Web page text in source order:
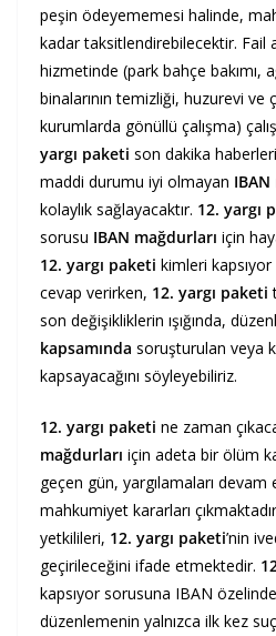
peşin ödeyememesi halinde,
kadar taksitlendirebilecektir. Fail
hizmetinde (park bahçe bakımı,
binalarının temizliği, huzurevi ve
kurumlarda gönüllü çalışma)
yargı paketi son dakika
maddi durumu iyi olmayan
kolaylık sağlayacaktır. 12. yargı
sorusu IBAN mağdurları için
12. yargı paketi kimleri
cevap verirken, 12. yargı paketi
son değişikliklerin ışığında,
kapsamında soruşturulan veya
kapsayacağını söyleyebiliriz.
12. yargı paketi ne zaman
mağdurları için adeta bir ölüm
geçen gün, yargılamaları
mahkumiyet kararları
yetkilileri, 12. yargı paketi’nin
geçirileceğini ifade etmektedir.
kapsıyor sorusuna IBAN
düzenlemenin yalnızca ilk kez